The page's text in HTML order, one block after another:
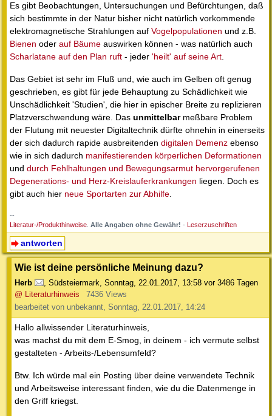
Es gibt Beobachtungen, Untersuchungen und Befürchtungen, daß
sich bestimmte in der Natur bisher nicht natürlich vorkommende
elektromagnetische Strahlungen auf Vogelpopulationen und z.B.
Bienen oder auf Bäume auswirken können - was natürlich auch
Scharlatane auf den Plan ruft - jeder 'heilt' auf seine Art.
Das Gebiet ist sehr im Fluß und, wie auch im Gelben oft genug
geschrieben, es gibt für jede Behauptung zu Schädlichkeit wie
Unschädlichkeit 'Studien', die hier in epischer Breite zu replizieren
Platzverschwendung wäre. Das unmittelbarmeßbare Problem
der Flutung mit neuester Digitaltechnik dürfte ohnehin in einerseits
der sich dadurch rapide ausbreitenden digitalen Demenz ebenso
wie in sich dadurch manifestierenden körperlichen Deformationen
und durch Fehlhaltungen und Bewegungsarmut hervorgerufenen
Degenerations- und Herz-Kreislauferkrankungen liegen. Doch es
gibt auch hier neue Sportarten zur Abhilfe.
--
Literatur-/Produkthinweise. Alle Angaben ohne Gewähr! - Leserzuschriften
antworten
Wie ist deine persönliche Meinung dazu?
Herb , Südsteiermark, Sonntag, 22.01.2017, 13:58 vor 3486 Tagen
@ Literaturhinweis
7436 Views
bearbeitet von unbekannt, Sonntag, 22.01.2017, 14:24
Hallo allwissender Literaturhinweis,
was machst du mit dem E-Smog, in deinem - ich vermute selbst
gestalteten - Arbeits-/Lebensumfeld?
Btw. Ich würde mal ein Posting über deine verwendete Technik
und Arbeitsweise interessant finden, wie du die Datenmenge in
den Griff kriegst.